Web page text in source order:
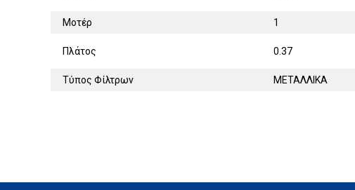
Μοτέρ 1
Πλάτος 0.37
Τύπος Φίλτρων ΜΕΤΑΛΛΙΚΑ